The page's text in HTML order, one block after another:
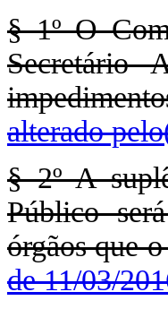
§ 1º O
Secretário
alterado
§ 2º A
Público
órgãos que
de 11/03/